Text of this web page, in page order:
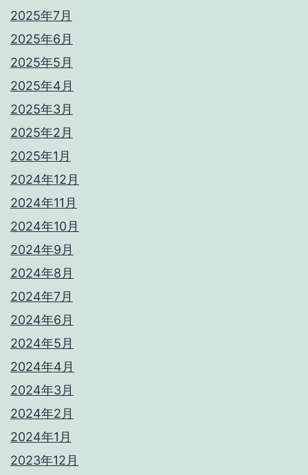
2025年7月
2025年6月
2025年5月
2025年4月
2025年3月
2025年2月
2025年1月
2024年12月
2024年11月
2024年10月
2024年9月
2024年8月
2024年7月
2024年6月
2024年5月
2024年4月
2024年3月
2024年2月
2024年1月
2023年12月